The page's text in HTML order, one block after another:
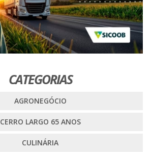
CATEGORIAS
AGRONEGÓCIO
CERRO LARGO 65 ANOS
CULINÁRIA